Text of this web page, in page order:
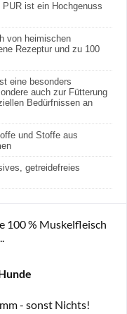
ist ein Hochgenuss
von heimischen
Rezeptur und zu 100
eine besonders
auch zur Fütterung
Bedürfnissen an
und Stoffe aus
getreidefreies
100 % Muskelfleisch
- sonst Nichts!